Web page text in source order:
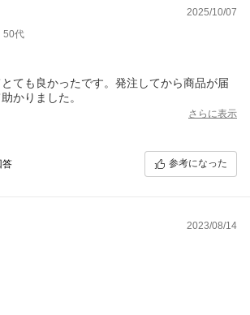
2025/10/07
50代
ても良かったです。発注してから商品が届
かりました。
さらに表示
答 参考になった
2023/08/14